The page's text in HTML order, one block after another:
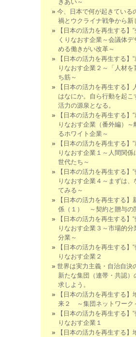
きあい～
今、日本で何が起きている
禍とウクライナ戦争から新
【日本の活力を再生する】
くりなおす企業～会議体デ
める働きがい改革～
【日本の活力を再生する】“
りなおす企業２～「人材を
ち筋～
【日本の活力を再生する】
はなにか。自ら行動を起こ
活力の源泉となる。
【日本の活力を再生する】“
りなおす企業（番外編）～
るホワイト企業～
【日本の活力を再生する】“
りなおす企業１～人間関係
世代たち～
【日本の活力を再生する】“
りなおす企業４～まずは、
てみる～
【日本の活力を再生する】
係（１） ～契約と贈与の
【日本の活力を再生する】“
りなおす企業３～市場的分
分業～
【日本の活力を再生する】“
りなおす企業２
世界は実力主義・自治自決
新たな集団（連帯・共認）
求しよう。
【日本の活力を再生する】
来２ ～集団ネットワーク
【日本の活力を再生する】“
りなおす企業１
【日本の活力を再生する】